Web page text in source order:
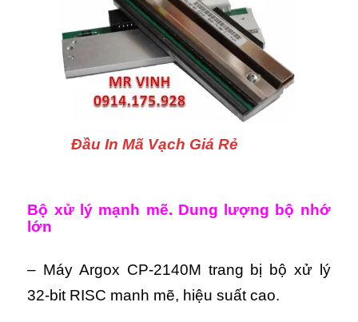
Đầu In Mã Vạch Giá Rẻ
Bộ xử lý mạnh mẽ. Dung lượng bộ nhớ
lớn
– Máy Argox CP-2140M trang bị bộ xử lý
32-bit RISC manh mẽ, hiệu suất cao.